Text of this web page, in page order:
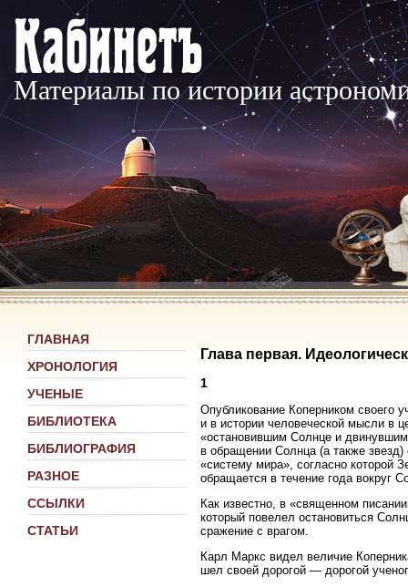
Материалы по истории
ГЛАВНАЯ
ХРОНОЛОГИЯ
УЧЕНЫЕ
БИБЛИОТЕКА
БИБЛИОГРАФИЯ
РАЗНОЕ
ССЫЛКИ
СТАТЬИ
Глава первая.
1
Опубликование Коперником своего
и в истории человеческой мысли в
«остановившим Солнце и
в обращении Солнца (а также
«систему мира», согласно которой
обращается в течение года вокруг
Как известно, в «священном
который повелел остановиться
сражение с врагом.
Карл Маркс видел величие
шел своей дорогой — дорогой